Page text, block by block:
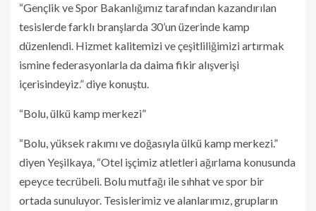
“Gençlik ve Spor Bakanlığımız tarafından kazandırılan
tesislerde farklı branşlarda 30’un üzerinde kamp
düzenlendi. Hizmet kalitemizi ve çeşitliliğimizi artırmak
ismine federasyonlarla da daima fikir alışverişi
içerisindeyiz.” diye konuştu.
“Bolu, ülkü kamp merkezi”
“Bolu, yüksek rakımı ve doğasıyla ülkü kamp merkezi.”
diyen Yeşilkaya, “Otel işçimiz atletleri ağırlama konusunda
epeyce tecrübeli. Bolu mutfağı ile sıhhat ve spor bir
ortada sunuluyor. Tesislerimiz ve alanlarımız, grupların